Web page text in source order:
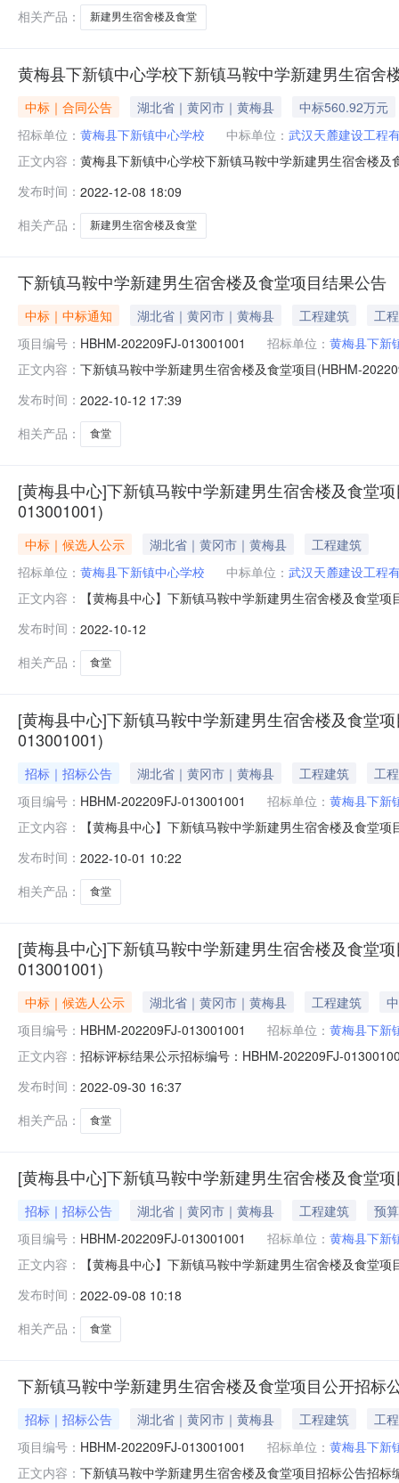
相关产品： 新建男生宿舍楼及食堂
黄梅县下新镇中心学校下新镇马鞍中学新建男生宿舍
中标｜合同公告 湖北省｜黄冈市｜黄梅县
中标560.92万元
招标单位： 黄梅县下新镇中心学校 中标单位： 武汉天麓建设工程
正文内容： 黄梅县下新镇中心学校下新镇马鞍中学新建男生宿舍楼
供应商（乙方）：武汉天麓建设工程有限公司5、地址：
求）：/3、主要标
发布时间： 2022-12-08 18:09
相关产品：
新建男生宿舍楼及食堂
下新镇马鞍中学新建男生宿舍楼及食堂项目结果公告
中标｜中标通知 湖北省｜黄冈市｜黄梅县 工程建筑
工程
项目编号： HBHM-202209FJ-013001001 招标单位： 黄梅县下新
正文内容： 下新镇马鞍中学新建男生宿舍楼及食堂项目(HBHM-
交易电子服务系统（网址：www.hbggzyfwpt.cn）（媒
发布时间： 2022-10-12 17:39
相关产品：
食堂
[黄梅县中心]下新镇马鞍中学新建男生宿舍楼及食堂
013001001)
中标｜候选人公示 湖北省｜黄冈市｜黄梅县
工程建筑
招标单位： 黄梅县下新镇中心学校 中标单位： 武汉天麓建设工程
正文内容：
【黄梅县中心】下新镇马鞍中学新建男生宿舍楼及食堂
男生宿舍楼及食堂项目（招标项目名称）下新镇马鞍中
发布时间： 2022-10-12
相关产品：
食堂
[黄梅县中心]下新镇马鞍中学新建男生宿舍楼及食堂
013001001)
招标｜招标公告 湖北省｜黄冈市｜黄梅县 工程建筑
工程
项目编号： HBHM-202209FJ-013001001 招标单位： 黄梅县下新
正文内容：
【黄梅县中心】下新镇马鞍中学新建男生宿舍楼及食堂
2022年09月07日在湖北省电子招投标交易平台发布招标
发布时间： 2022-10-01 10:22
相关产品：
食堂
[黄梅县中心]下新镇马鞍中学新建男生宿舍楼及食堂
013001001)
中标｜候选人公示 湖北省｜黄冈市｜黄梅县 工程建筑
项目编号： HBHM-202209FJ-013001001 招标单位： 黄梅县下新
正文内容： 招标评标结果公示招标编号：HBHM-202209FJ-
学校已经确认评标结果，现进行评标结果公示。二、评
司湖北
发布时间： 2022-09-30 16:37
相关产品：
食堂
[黄梅县中心]下新镇马鞍中学新建男生宿舍楼及食堂
招标｜招标公告 湖北省｜黄冈市｜黄梅县 工程建筑
预
项目编号： HBHM-202209FJ-013001001 招标单位： 黄梅县下新
正文内容：
【黄梅县中心】下新镇马鞍中学新建男生宿舍楼及食堂
202209FJ-0130010011.招标条件本招标项目下新镇马
发布时间： 2022-09-08 10:18
相关产品：
食堂
下新镇马鞍中学新建男生宿舍楼及食堂项目公开招标
招标｜招标公告 湖北省｜黄冈市｜黄梅县 工程建筑
工程
项目编号： HBHM-202209FJ-013001001 招标单位： 黄梅县下新
正文内容： 下新镇马鞍中学新建男生宿舍楼及食堂项目招标公告招